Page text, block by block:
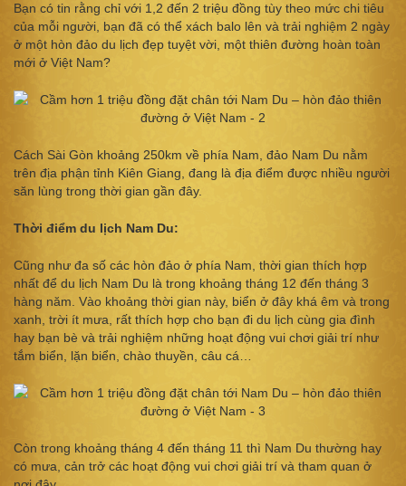
Bạn có tin rằng chỉ với 1,2 đến 2 triệu đồng tùy theo mức chi tiêu
của mỗi người, bạn đã có thể xách balo lên và trải nghiệm 2 ngày
ở một hòn đảo du lịch đẹp tuyệt vời, một thiên đường hoàn toàn
mới ở Việt Nam?
Cách Sài Gòn khoảng 250km về phía Nam, đảo Nam Du nằm
trên địa phận tỉnh Kiên Giang, đang là địa điểm được nhiều người
săn lùng trong thời gian gần đây.
Thời điểm du lịch Nam Du:
Cũng như đa số các hòn đảo ở phía Nam, thời gian thích hợp
nhất để du lịch Nam Du là trong khoảng tháng 12 đến tháng 3
hàng năm. Vào khoảng thời gian này, biển ở đây khá êm và trong
xanh, trời ít mưa, rất thích hợp cho bạn đi du lịch cùng gia đình
hay bạn bè và trải nghiệm những hoạt động vui chơi giải trí như
tắm biển, lặn biển, chào thuyền, câu cá…
Còn trong khoảng tháng 4 đến tháng 11 thì Nam Du thường hay
có mưa, cản trở các hoạt động vui chơi giải trí và tham quan ở